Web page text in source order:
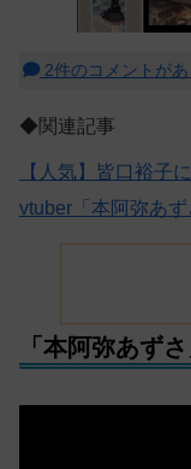
2件のコメントが
◆関連記事
【人気】皆口裕子
vtuber「本阿弥あ
「本阿弥あず